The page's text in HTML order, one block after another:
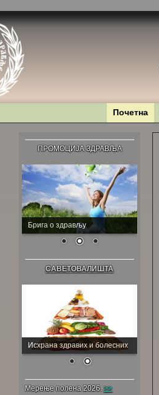
Почетна
ПРОМОЦИЈА ЗДРАВЉА
Брига о здрављу
САВЕТОВАЛИШТА
Исхрана здравих и болесних
Мерење полена 2026. >>